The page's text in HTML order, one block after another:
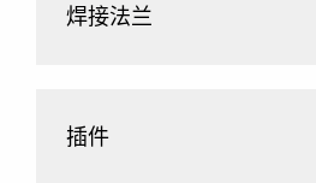
焊接法兰
插件